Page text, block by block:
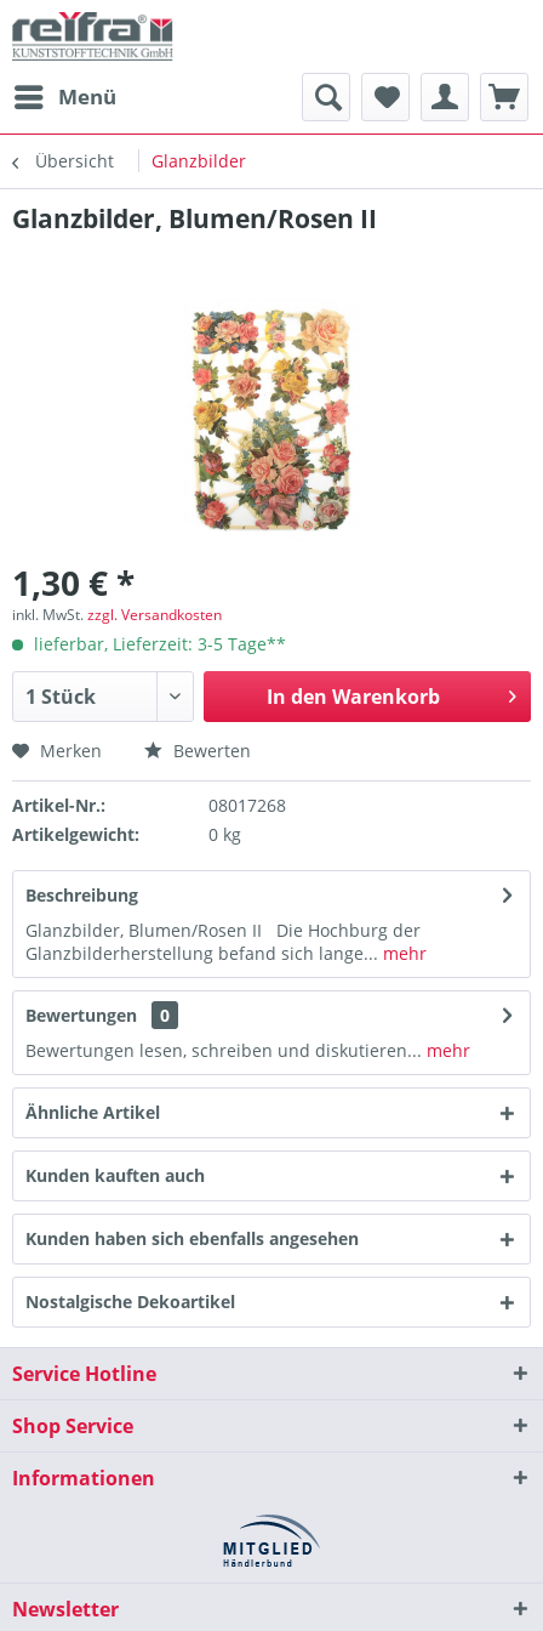
Menü
Übersicht Glanzbilder
Glanzbilder, Blumen/Rosen II
1,30 € *
inkl. MwSt.zzgl. Versandkosten
lieferbar, Lieferzeit: 3-5 Tage**
In den Warenkorb
Merken Bewerten
Artikel-Nr.:
08017268
Artikelgewicht:
0 kg
Beschreibung
Glanzbilder, Blumen/Rosen II Die Hochburg der
Glanzbilderherstellung befand sich lange... mehr
Bewertungen
0
Bewertungen lesen, schreiben und diskutieren... mehr
Ähnliche Artikel
Kunden kauften auch
Kunden haben sich ebenfalls angesehen
Nostalgische Dekoartikel
Service Hotline
Shop Service
Informationen
Newsletter